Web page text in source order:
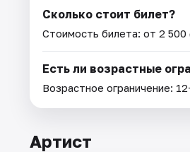
Сколько стоит билет?
Стоимость билета: от 2 500
Есть ли возрастные
Возрастное ограничение:
Артист